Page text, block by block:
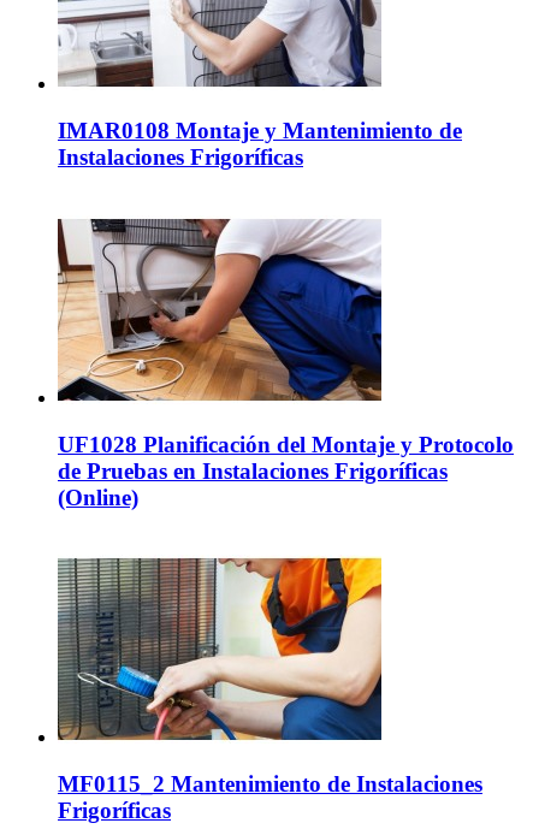
IMAR0108 Montaje y Mantenimiento de
Instalaciones Frigoríficas
UF1028 Planificación del Montaje y Protocolo
de Pruebas en Instalaciones Frigoríficas
(Online)
MF0115_2 Mantenimiento de Instalaciones
Frigoríficas